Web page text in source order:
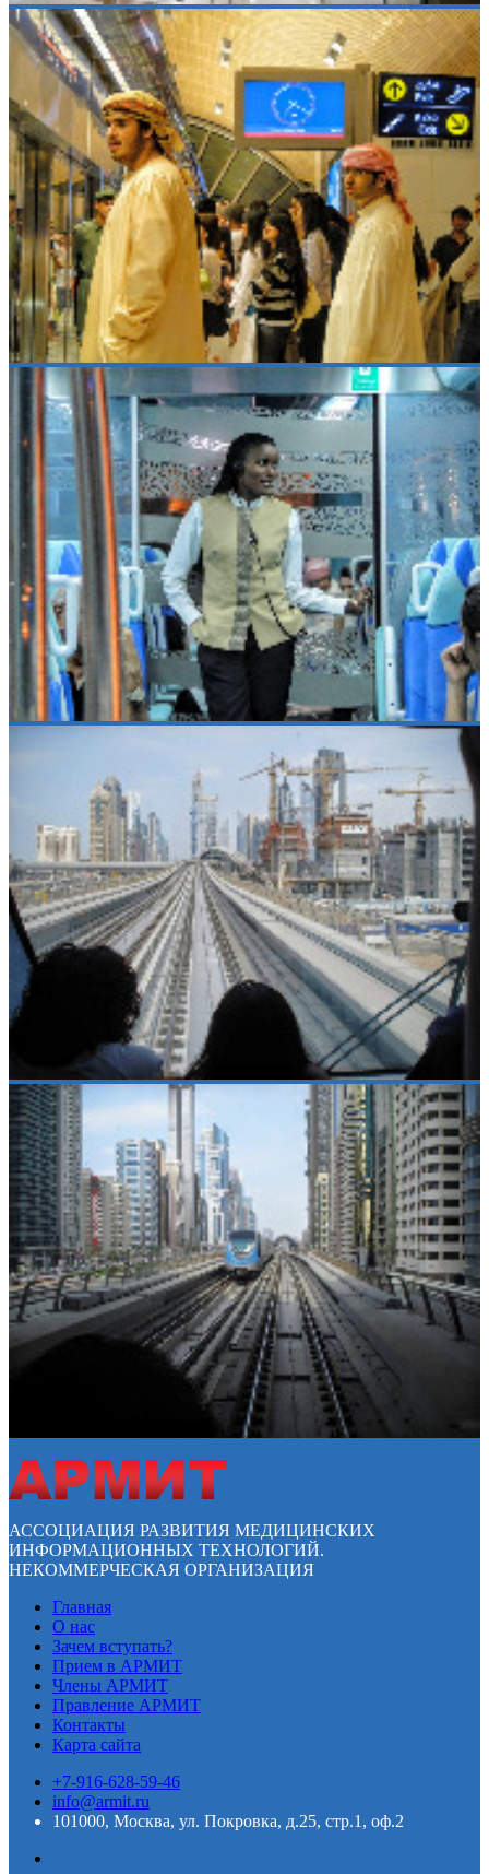
АССОЦИАЦИЯ РАЗВИТИЯ МЕДИЦИНСКИХ
ИНФОРМАЦИОННЫХ ТЕХНОЛОГИЙ.
НЕКОММЕРЧЕСКАЯ ОРГАНИЗАЦИЯ
Главная
О нас
Зачем вступать?
Прием в АРМИТ
Члены АРМИТ
Правление АРМИТ
Контакты
Карта сайта
+7-916-628-59-46
info@armit.ru
101000, Москва, ул. Покровка, д.25, стр.1, оф.2